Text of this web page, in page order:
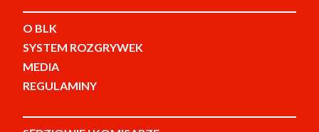
O BLK
SYSTEM ROZGRYWEK
MEDIA
REGULAMINY